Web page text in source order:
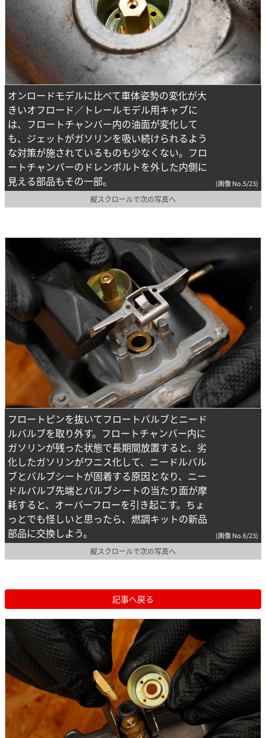
オンロードモデルに比べて車体姿勢の変化が大
きいオフロード／トレールモデル用キャブに
は、フロートチャンバー内の油面が変化して
も、ジェットがガソリンを吸い続けられるよう
な対策が施されているものも少なくない。フロ
ートチャンバーのドレンボルトを外した内側に
見える部品もその一部。
(画像 No.5/23)
縦スクロールで次の写真へ
フロートピンを抜いてフロートバルブとニード
ルバルブを取り外す。フロートチャンバー内に
ガソリンが残った状態で長期間放置すると、劣
化したガソリンがワニス化して、ニードルバル
ブとバルブシートが固着する原因となり、ニー
ドルバルブ先端とバルブシートの当たり面が摩
耗すると、オーバーフローを引き起こす。ちょ
っとでも怪しいと思ったら、燃調キットの新品
部品に交換しよう。
(画像 No.6/23)
縦スクロールで次の写真へ
記事へ戻る